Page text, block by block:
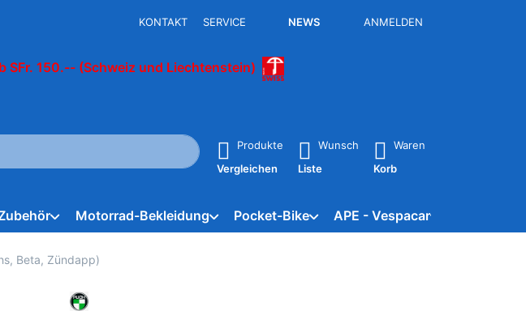
KONTAKT SERVICE NEWS ANMELDEN
150.-- (Schweiz und Liechtenstein)
tippen, erscheinen automatisch erste Ergebnisse. Drücken Sie die Eingabetaste, um alle
Produkte
Vergleichen
Wunsch
Liste
Waren
Korb
Motorrad-Bekleidung Pocket-Bike APE - Vespacar
Beta, Zündapp)